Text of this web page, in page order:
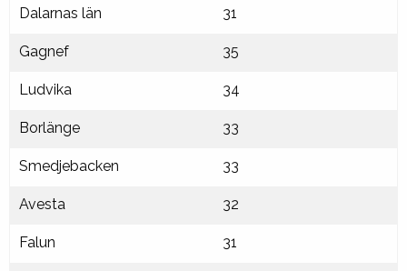
Dalarnas län 31
Gagnef 35
Ludvika 34
Borlänge 33
Smedjebacken 33
Avesta 32
Falun 31